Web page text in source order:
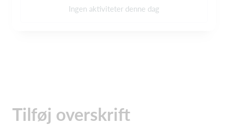
Ingen aktiviteter denne dag
Tilføj overskrift